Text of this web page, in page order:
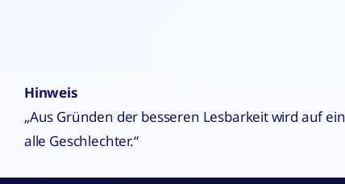
Hinweis
„Aus Gründen der besseren Lesbarkeit wird auf
alle Geschlechter.“